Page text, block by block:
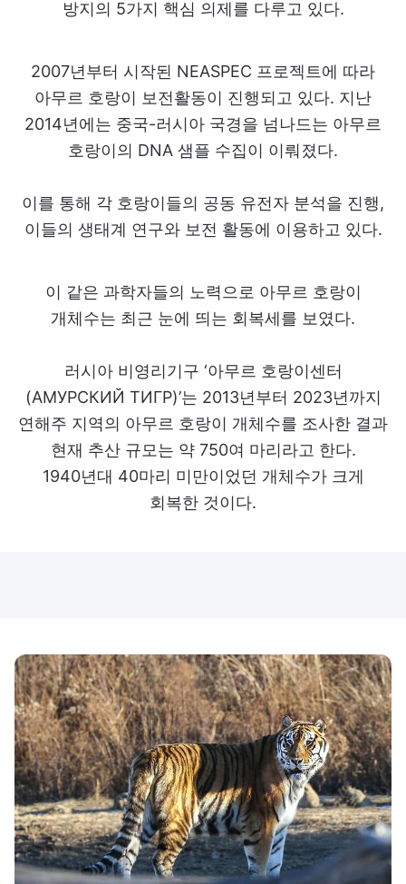
방지의 5가지 핵심 의제를 다루고 있다.
2007년부터 시작된 NEASPEC 프로젝트에 따라
아무르 호랑이 보전활동이 진행되고 있다. 지난
2014년에는 중국-러시아 국경을 넘나드는 아무르
호랑이의 DNA 샘플 수집이 이뤄졌다.
이를 통해 각 호랑이들의 공동 유전자 분석을 진행,
이들의 생태계 연구와 보전 활동에 이용하고 있다.
이 같은 과학자들의 노력으로 아무르 호랑이
개체수는 최근 눈에 띄는 회복세를 보였다.
러시아 비영리기구 ‘아무르 호랑이센터
(АМУРСКИЙ ТИГР)’는 2013년부터 2023년까지
연해주 지역의 아무르 호랑이 개체수를 조사한 결과
현재 추산 규모는 약 750여 마리라고 한다.
1940년대 40마리 미만이었던 개체수가 크게
회복한 것이다.